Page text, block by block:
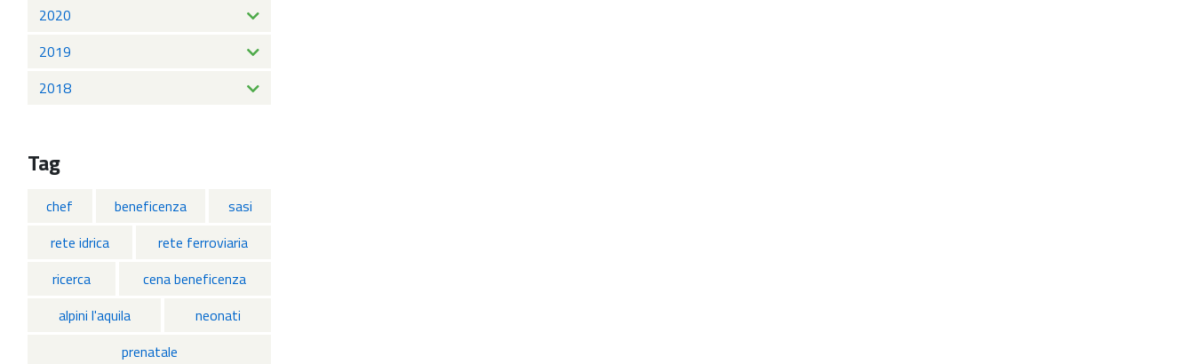
2020
2019
2018
Tag
chef beneficenza
sasi
rete idrica
rete ferroviaria
ricerca
cena beneficenza
alpini l'aquila
neonati
prenatale